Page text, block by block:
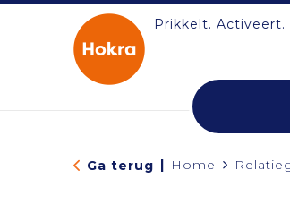
Prikkelt. Activeert.
Ga terug | Home